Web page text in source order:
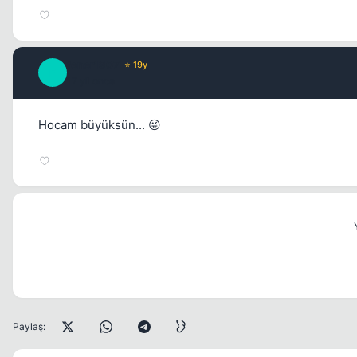
⭐ 19y
Hocam büyüksün... 😜
Paylaş: